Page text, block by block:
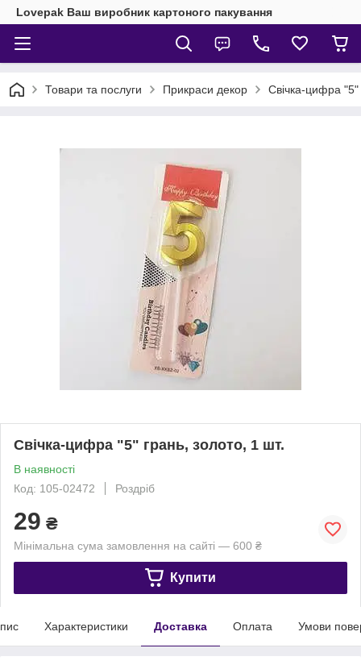
Lovepak Ваш виробник картоного пакування
Товари та послуги Прикраси декор Свічка-цифра "5"
Свічка-цифра "5" грань, золото, 1 шт.
В наявності
Код: 105-02472
Роздріб
29 ₴
Мінімальна сума замовлення на сайті — 600 ₴
Купити
Характеристики Доставка Оплата Умови